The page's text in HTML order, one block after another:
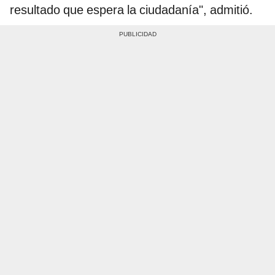
resultado que espera la ciudadanía", admitió.